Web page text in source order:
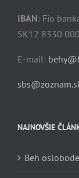
IBAN: Fio
SK12 8330
E-mail:
NAJNOVŠIE
Beh